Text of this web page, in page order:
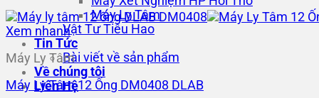
Máy Ly Tâm
Vật Tư Tiêu Hao
Tin Tức
Bài viết về sản phẩm
Về chúng tôi
Liên Hệ
Xem nhanh
Máy Ly Tâm
Máy Ly Tâm 12 Ống DM0408 DLAB